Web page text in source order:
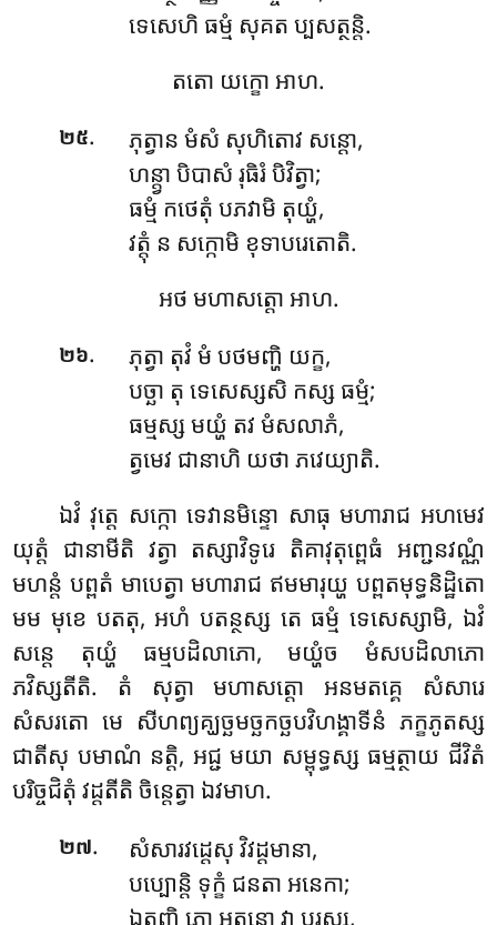
ទេសេហិ ធម្មំ សុគត ប្បសត្ថន្តិ.
តតោ យក្ខោ អាហ.
២៥.
ភុត្វាន មំសំ សុហិតោវ សន្តោ,
ហន្ត្វា បិបាសំ រុធិរំ បិវិត្វា;
ធម្មំ កថេតុំ បភវាមិ តុយ្ហំ,
វត្តុំ ន សក្កោមិ ខុទាបរេតោតិ.
អថ មហាសត្តោ អាហ.
២៦.
ភុត្វា តុវំ មំ បថមញ្ហិ យក្ខ,
បច្ឆា តុ ទេសេស្សសិ កស្ស ធម្មំ;
ធម្មស្ស មយ្ហំ តវ មំសលាភំ,
ត្វមេវ ជានាហិ យថា ភវេយ្យាតិ.
ឯវំ វុត្តេ សក្កោ ទេវានមិន្ទោ សាធុ មហារាជ អហមេវ
យុត្តំ ជានាមីតិ វត្វា តស្សាវិទូរេ តិគាវុតុព្ពេធំ អញ្ជនវណ្ណំ
មហន្តំ បព្ពតំ មាបេត្វា មហារាជ ឥមមារុយ្ហ បព្ពតមុទ្ធនិដ្ឋិតោ
មម មុខេ បតតុ, អហំ បតន្ថស្ស តេ ធម្មំ ទេសេស្សាមិ, ឯវំ
សន្តេ តុយ្ហំ ធម្មបដិលាភោ, មយ្ហំច មំសបដិលាភោ
ភវិស្សតីតិ. តំ សុត្វា មហាសត្តោ អនមតគ្គេ សំសារេ
សំសរតោ មេ សីហព្យគ្ឃច្ឆមច្ឆកច្ឆបវិហង្គាទីនំ ភក្ខភូតស្ស
ជាតីសុ បមាណំ នត្តិ, អជ្ជ មយា សម្ពុទ្ធស្ស ធម្មត្ថាយ ជីវិតំ
បរិច្ចជិតុំ វដ្ដតីតិ ចិន្តេត្វា ឯវមាហ.
២៧.
សំសារវដ្ដេសុ វិវដ្ដមានា,
បប្បោន្តិ ទុក្ខំ ជនតា អនេកា;
ឯតញ្ហិ ភោ អត្តនោ វា បរស្ស,